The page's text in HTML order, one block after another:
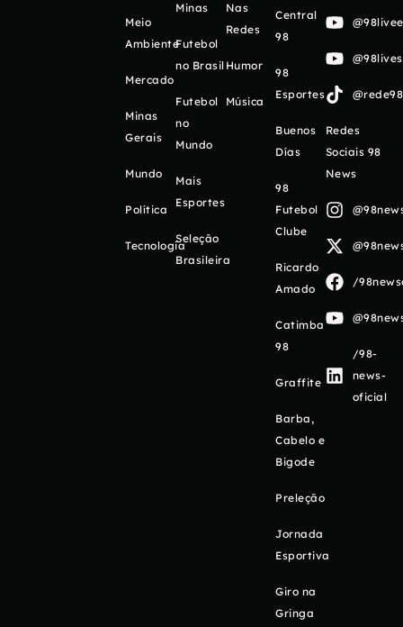
Meio
Ambiente
Mercado
Minas
Gerais
Mundo
Política
Tecnologia
Minas
Futebol
no Brasil
Futebol
no
Mundo
Mais
Esportes
Seleção
Brasileira
Nas
Redes
Humor
Música
Central
98
98
Esportes
Buenos
Días
98
Futebol
Clube
Ricardo
Amado
Catimba
98
Graffite
Barba,
Cabelo e
Bigode
Preleção
Jornada
Esportiva
Giro na
Gringa
Redes
Sociais 98
News
/
/98-
news-
oficial